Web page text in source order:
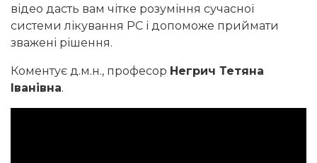
відео дасть вам чітке розуміння сучасної
системи лікування РС і допоможе приймати
зважені рішення.
Коментує д.м.н., професор Негрич Тетяна
Іванівна.